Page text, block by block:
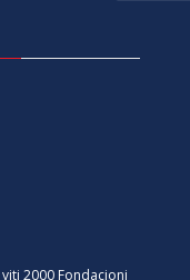
2000 Fondacioni